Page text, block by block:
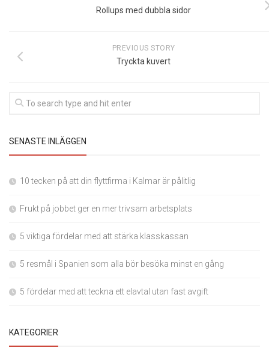
Rollups med dubbla sidor
PREVIOUS STORY
Tryckta kuvert
SENASTE INLÄGGEN
10 tecken på att din flyttfirma i Kalmar är pålitlig
Frukt på jobbet ger en mer trivsam arbetsplats
5 viktiga fördelar med att stärka klasskassan
5 resmål i Spanien som alla bör besöka minst en gång
5 fördelar med att teckna ett elavtal utan fast avgift
KATEGORIER